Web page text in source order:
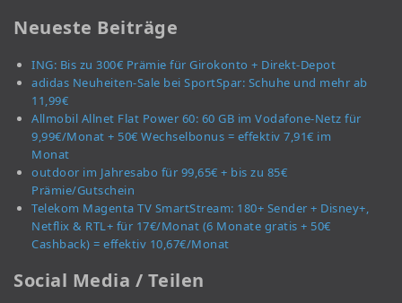
Neueste Beiträge
ING: Bis zu 300€ Prämie für Girokonto + Direkt-Depot
adidas Neuheiten-Sale bei SportSpar: Schuhe und mehr ab
11,99€
Allmobil Allnet Flat Power 60: 60 GB im Vodafone-Netz für
9,99€/Monat + 50€ Wechselbonus = effektiv 7,91€ im
Monat
outdoor im Jahresabo für 99,65€ + bis zu 85€
Prämie/Gutschein
Telekom Magenta TV SmartStream: 180+ Sender + Disney+,
Netflix & RTL+ für 17€/Monat (6 Monate gratis + 50€
Cashback) = effektiv 10,67€/Monat
Social Media / Teilen